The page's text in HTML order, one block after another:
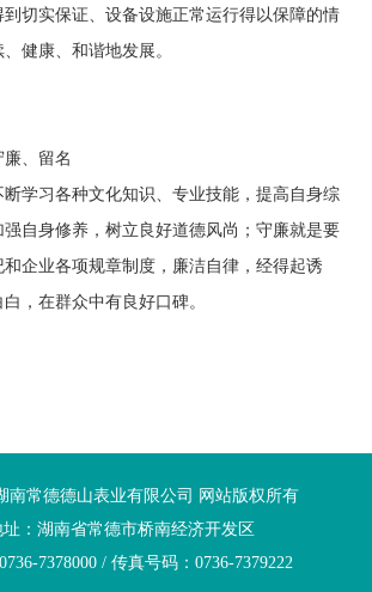
切实保证、设备设施正常运行得以保障的情
健康、和谐地发展。
、留名
学习各种文化知识、专业技能，提高自身综
自身修养，树立良好道德风尚；守廉就是要
企业各项规章制度，廉洁自律，经得起诱
，在群众中有良好口碑。
南常德德山表业有限公司 网站版权所有
址：湖南省常德市桥南经济开发区
7378000 / 传真号码：0736-7379222